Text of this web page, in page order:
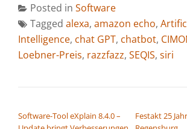
Posted in Software
Tagged alexa, amazon echo,
Intelligence, chat GPT, chatbot,
Loebner-Preis, razzfazz, SEQIS, siri
Software-Tool eXplain 8.4.0 –
Festakt 25